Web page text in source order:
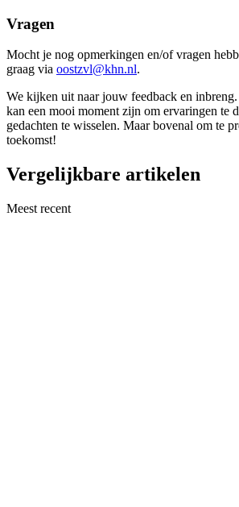
Vragen
Mocht je nog opmerkingen en/of vragen
graag via oostzvl@khn.nl.
We kijken uit naar jouw feedback en
kan een mooi moment zijn om ervaringen te
gedachten te wisselen. Maar bovenal om te
toekomst!
Vergelijkbare artikelen
Meest recent